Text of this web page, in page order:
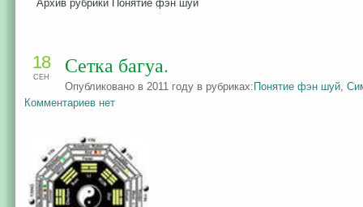
Архив рубрики Понятие фэн шуй
Сетка багуа.
Опубликовано в 2011 году в рубриках: Понятие фэн шуй,
Комментариев нет
18
СЕН